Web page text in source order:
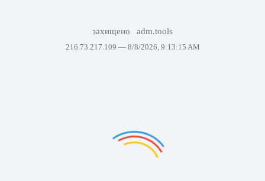
захищено adm.tools
216.73.217.109 — 8/8/2026, 9:13:15 AM